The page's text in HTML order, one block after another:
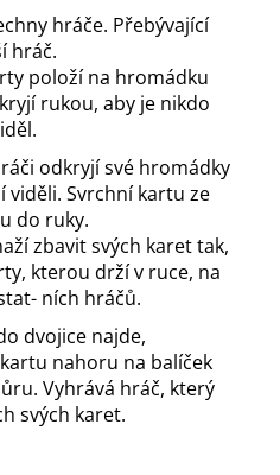
hráče. Přebývající
hráč.
položí na hromádku
rukou, aby je nikdo
odkryjí své hromádky
viděli. Svrchní kartu ze
do ruky.
zbavit svých karet tak,
kterou drží v ruce, na
ních hráčů.
dvojice najde,
nahoru na balíček
Vyhrává hráč, který
svých karet.